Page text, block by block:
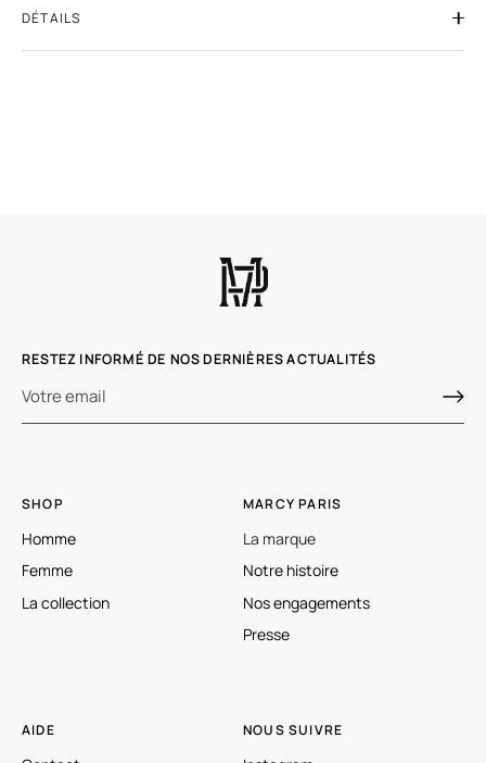
DÉTAILS
RESTEZ INFORMÉ DE NOS DERNIÈRES ACTUALITÉS
SHOP
Homme
Femme
La collection
MARCY PARIS
La marque
Notre histoire
Nos engagements
Presse
AIDE NOUS SUIVRE